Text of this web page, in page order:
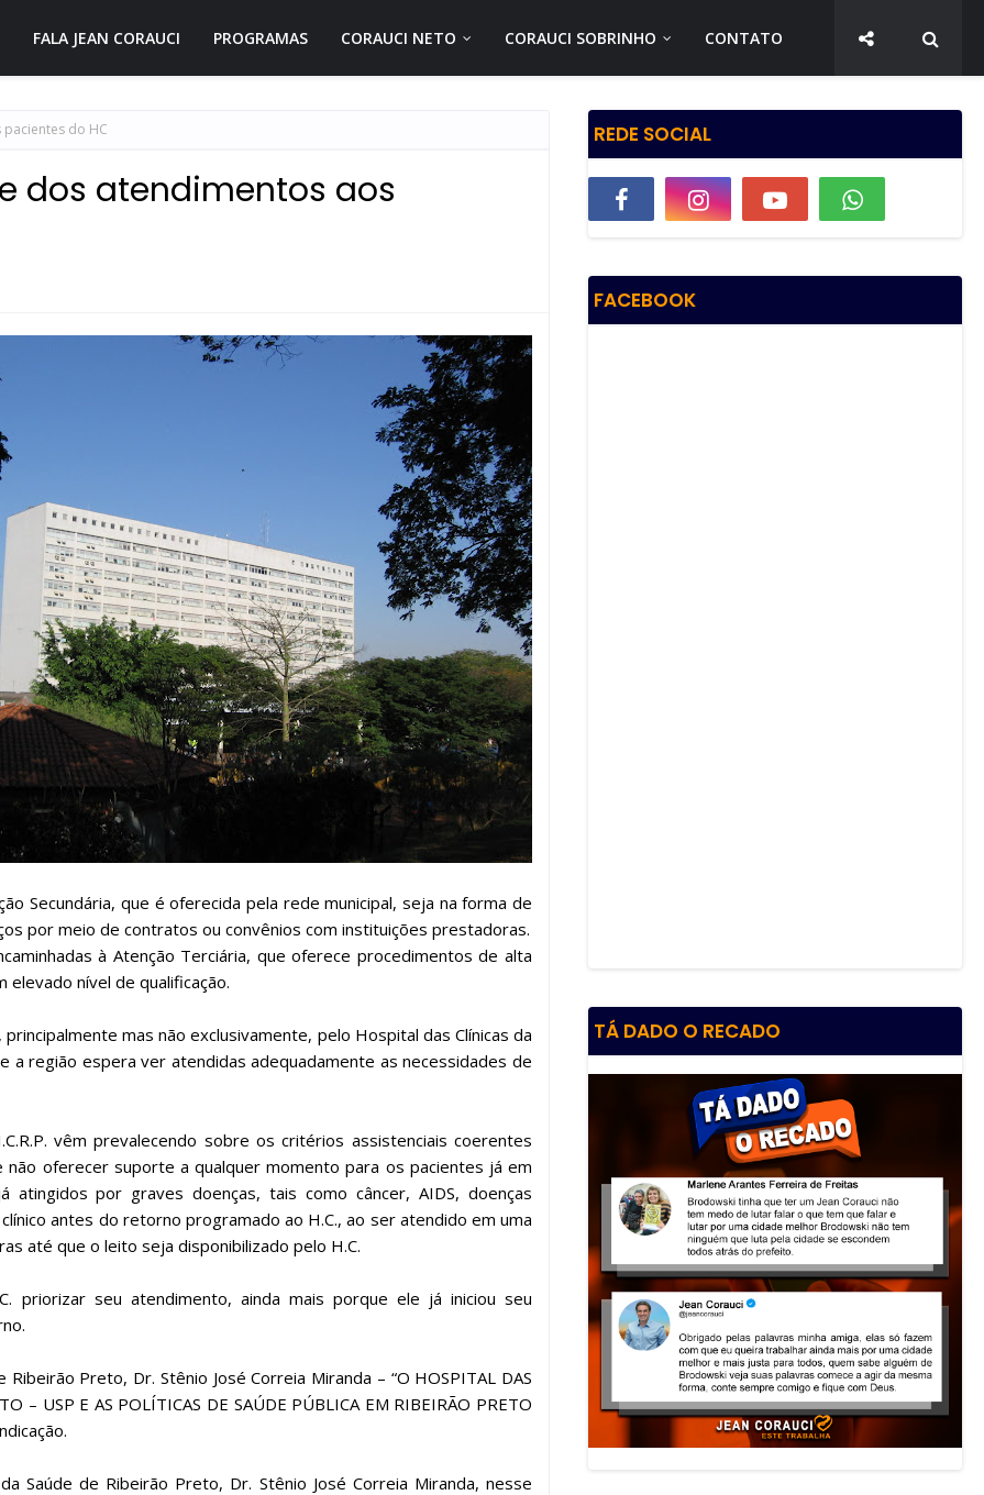
FALA JEAN CORAUCI PROGRAMAS CORAUCI NETO CORAUCI SOBRINHO CONTATO
do HC
dos atendimentos aos
Secundária, que é oferecida pela rede municipal, seja na forma de
por meio de contratos ou convênios com instituições prestadoras.
à Atenção Terciária, que oferece procedimentos de alta
elevado nível de qualificação.
mas não exclusivamente, pelo Hospital das Clínicas da
a região espera ver atendidas adequadamente as necessidades de
vêm prevalecendo sobre os critérios assistenciais coerentes
oferecer suporte a qualquer momento para os pacientes já em
atingidos por graves doenças, tais como câncer, AIDS, doenças
antes do retorno programado ao H.C., ao ser atendido em uma
até que o leito seja disponibilizado pelo H.C.
priorizar seu atendimento, ainda mais porque ele já iniciou seu
Preto, Dr. Stênio José Correia Miranda – “O HOSPITAL DAS
– USP E AS POLÍTICAS DE SAÚDE PÚBLICA EM RIBEIRÃO PRETO
Saúde de Ribeirão Preto, Dr. Stênio José Correia Miranda, nesse
REDE SOCIAL
FACEBOOK
TÁ DADO O RECADO